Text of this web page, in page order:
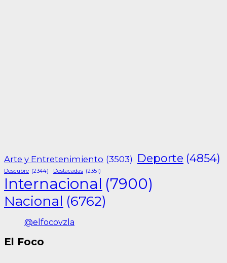
Arte y Entretenimiento (3503) Deporte (4854)
Descubre (2344) Destacadas (2351)
Internacional (7900)
Nacional (6762)
@elfocovzla
El Foco